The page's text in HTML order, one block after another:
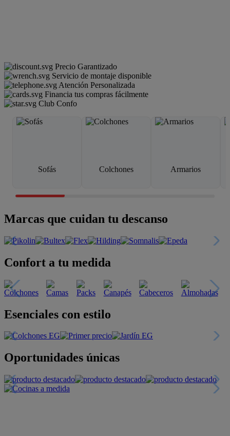
Precio Garantizado
Servicio de montaje disponible
Atención Personalizada
Financia tus compras fácilmente
Club Confo
Sofás Colchones Armarios
Marcas que cuidan tu descanso
Confort a tu medida
Esenciales con estilo
Oportunidades únicas